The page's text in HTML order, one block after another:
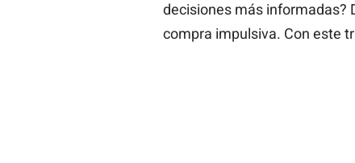
decisiones más informadas?
compra impulsiva. Con este